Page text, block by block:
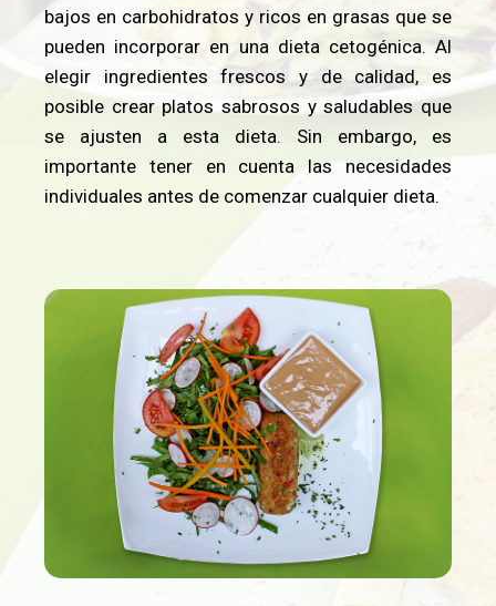
bajos en carbohidratos y ricos en grasas que se
pueden incorporar en una dieta cetogénica. Al
elegir ingredientes frescos y de calidad, es
posible crear platos sabrosos y saludables que
se ajusten a esta dieta. Sin embargo, es
importante tener en cuenta las necesidades
individuales antes de comenzar cualquier dieta.